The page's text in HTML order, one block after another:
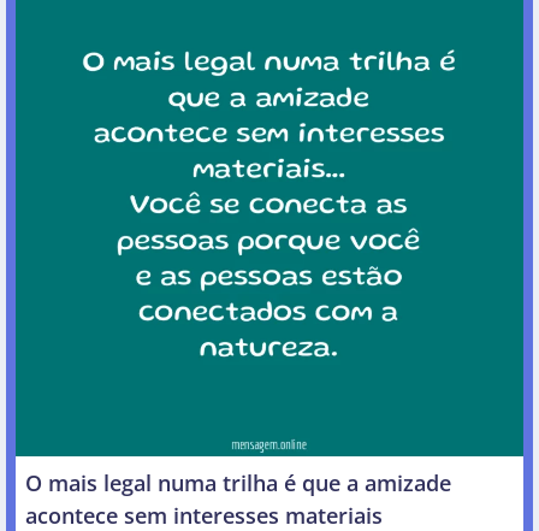
O mais legal numa trilha é que a amizade
acontece sem interesses materiais